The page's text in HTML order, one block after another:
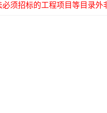
须招标的工程项目等目录